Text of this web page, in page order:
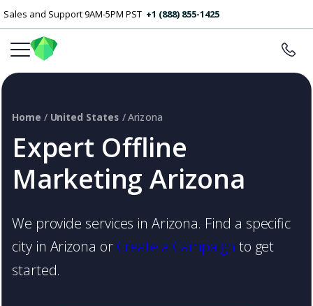
Sales and Support 9AM-5PM PST +1 (888) 855-1425
Expert Offline
Marketing Arizona
Home / United States / Arizona
We provide services in Arizona. Find a specific
city in Arizona or Create a Campaign to get
started.